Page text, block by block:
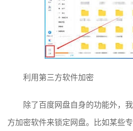
利用第三方软件加密
除了百度网盘自身的功能外，
方加密软件来锁定网盘。比如某些